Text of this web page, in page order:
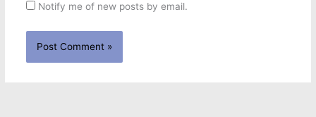
Notify me of new posts by email.